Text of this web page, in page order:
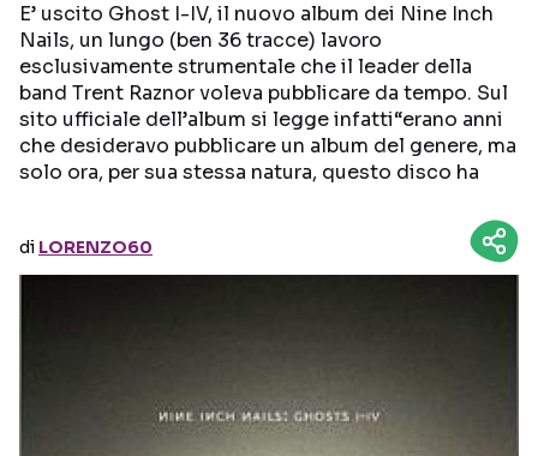
Seguici sui social
E’ uscito Ghost I-IV, il nuovo album dei Nine Inch
Nails, un lungo (ben 36 tracce) lavoro
esclusivamente strumentale che il leader della
band Trent Raznor voleva pubblicare da tempo. Sul
sito ufficiale dell’album si legge infatti“erano anni
che desideravo pubblicare un album del genere, ma
solo ora, per sua stessa natura, questo disco ha
di LORENZO60